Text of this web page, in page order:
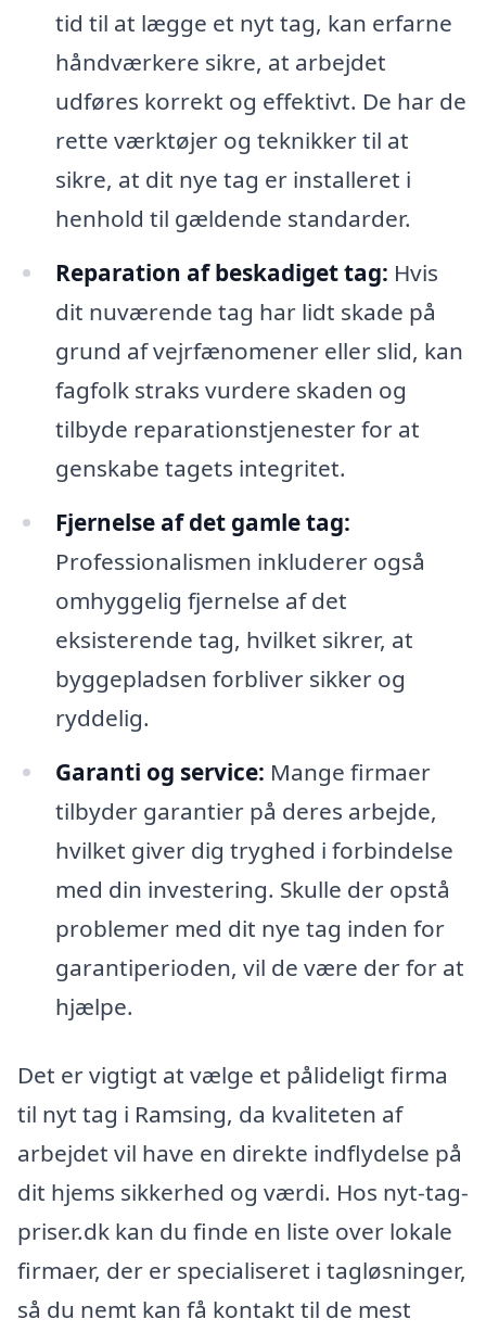
tid til at lægge et nyt tag, kan erfarne
håndværkere sikre, at arbejdet
udføres korrekt og effektivt. De har de
rette værktøjer og teknikker til at
sikre, at dit nye tag er installeret i
henhold til gældende standarder.
Reparation af beskadiget tag: Hvis
dit nuværende tag har lidt skade på
grund af vejrfænomener eller slid, kan
fagfolk straks vurdere skaden og
tilbyde reparationstjenester for at
genskabe tagets integritet.
Fjernelse af det gamle tag:
Professionalismen inkluderer også
omhyggelig fjernelse af det
eksisterende tag, hvilket sikrer, at
byggepladsen forbliver sikker og
ryddelig.
Garanti og service: Mange firmaer
tilbyder garantier på deres arbejde,
hvilket giver dig tryghed i forbindelse
med din investering. Skulle der opstå
problemer med dit nye tag inden for
garantiperioden, vil de være der for at
hjælpe.
Det er vigtigt at vælge et pålideligt firma
til nyt tag i Ramsing, da kvaliteten af
arbejdet vil have en direkte indflydelse på
dit hjems sikkerhed og værdi. Hos nyt-tag-
priser.dk kan du finde en liste over lokale
firmaer, der er specialiseret i tagløsninger,
så du nemt kan få kontakt til de mest